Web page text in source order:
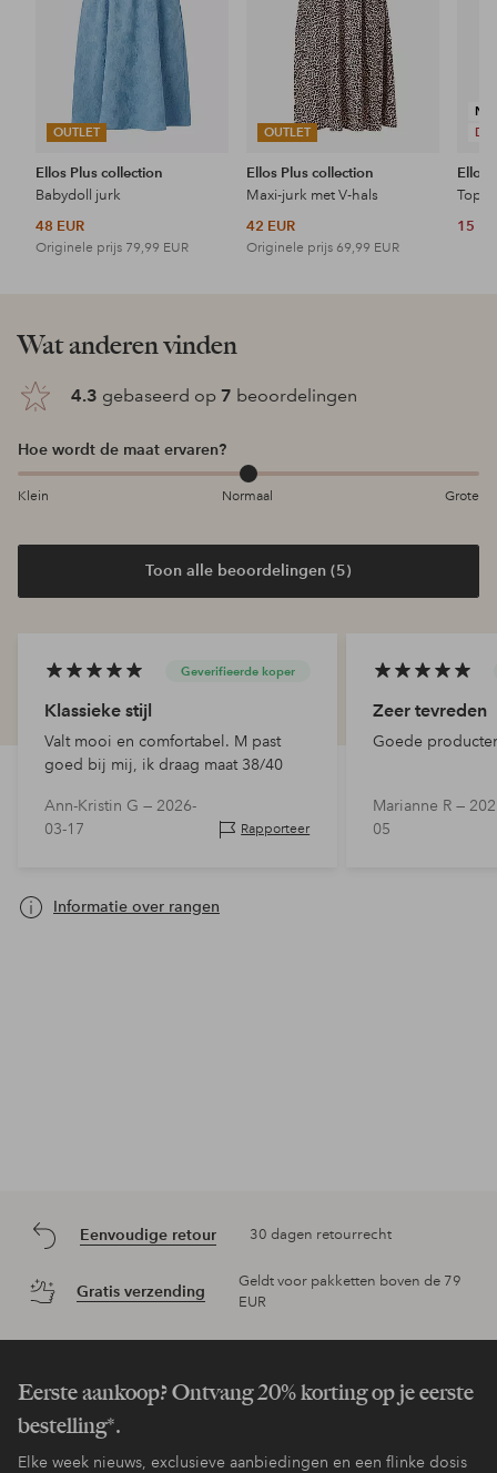
OUTLET
Ellos Plus collection
Babydoll jurk
48 EUR
Originele prijs 79,99 EUR
OUTLET
Ellos Plus collection
Maxi-jurk met V-hals
42 EUR
Originele prijs 69,99 EUR
Ellos
Topje
15
Wat anderen vinden
4.3 gebaseerd op 7 beoordelingen
Hoe wordt de maat ervaren?
Klein Normaal Grote
Toon alle beoordelingen (5)
Geverifieerde koper
Klassieke stijl
Valt mooi en comfortabel. M past
goed bij mij, ik draag maat 38/40
Ann-Kristin G — 2026-
03-17
Rapporteer
Zeer tevreden
Goede
Marianne R —
05
Informatie over rangen
Eenvoudige retour 30 dagen retourrecht
Gratis verzending
Geldt voor pakketten boven de 79
EUR
Eerste aankoop? Ontvang 20% korting op je eerste
bestelling*.
Elke week nieuws, exclusieve aanbiedingen en een flinke dosis